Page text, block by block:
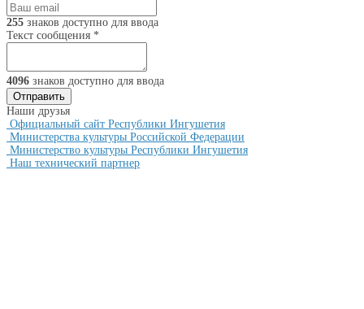
255 знаков доступно для ввода
Текст сообщения *
4096 знаков доступно для ввода
Наши друзья
Официальный сайт Республики Ингушетия
Министерства культуры Российской Федерации
Министерство культуры Республики Ингушетия
Наш технический партнер